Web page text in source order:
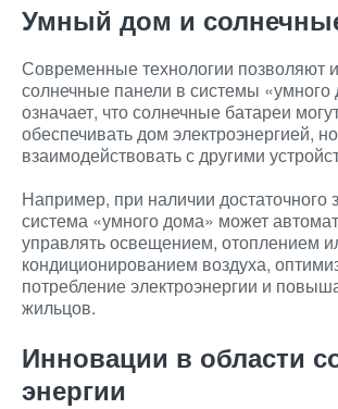
Умный дом и
Современные технологии позволяют
солнечные панели в системы
означает, что солнечные батареи
обеспечивать дом электроэнергией,
взаимодействовать с другими
Например, при наличии достаточного
система «умного дома» может
управлять освещением, отоплением
кондиционированием воздуха,
потребление электроэнергии и
жильцов.
Инновации в области
энергии